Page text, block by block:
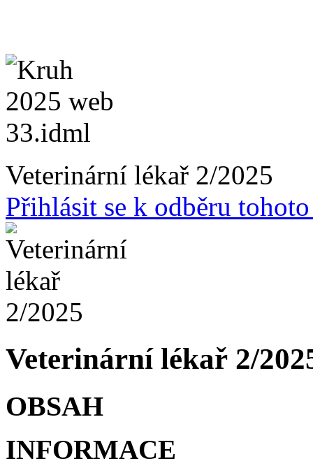
Veterinární lékař 2/2025
Přihlásit se k odběru
Veterinární lékař 2/
OBSAH
INFORMACE